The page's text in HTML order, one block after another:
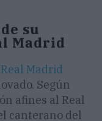
su
Madrid
Real Madrid
Según
afines al Real
canterano del